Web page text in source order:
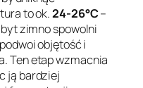
to ok.24-26°C–
zimno spowolni
objętość i
Ten etap wzmacnia
ją bardziej